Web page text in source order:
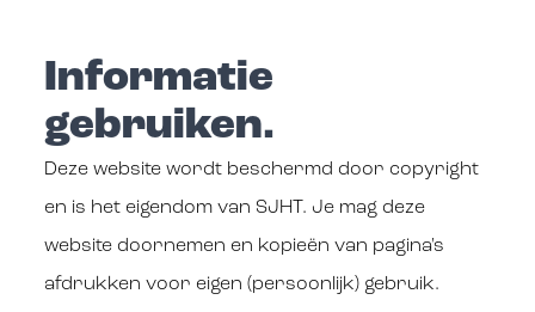
Informatie
gebruiken.
Deze website wordt beschermd door copyright
en is het eigendom van SJHT. Je mag deze
website doornemen en kopieën van pagina's
afdrukken voor eigen (persoonlijk) gebruik.